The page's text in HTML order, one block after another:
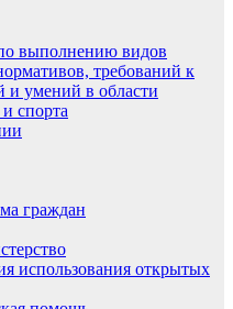
выполнению видов
требований к
и умений в области
спорта
граждан
использования открытых